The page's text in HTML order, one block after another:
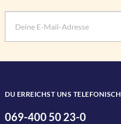
Vorname
DU ERREICHST UNS TELEFONISCH
069-400 50 23-0